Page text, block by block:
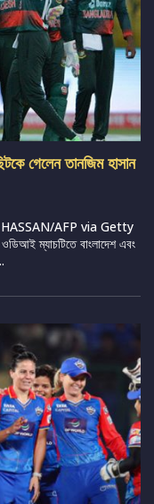
গেলেন তানজিম হাসান
AFP via Getty
ম্যাচটিতে বাংলাদেশ এবং